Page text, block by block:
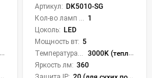
Артикул: DK5010-SG
1
Цоколь: LED
Мощность вт: 5
3000K (теплый)
Яркость лм: 360